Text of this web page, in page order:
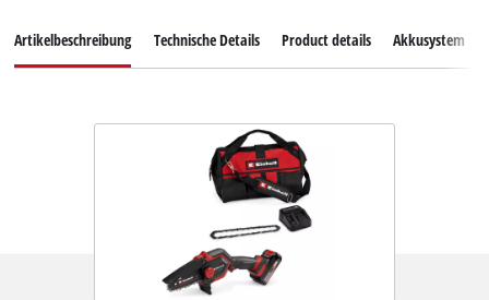
Artikelbeschreibung Technische Details Product details Akkusystem